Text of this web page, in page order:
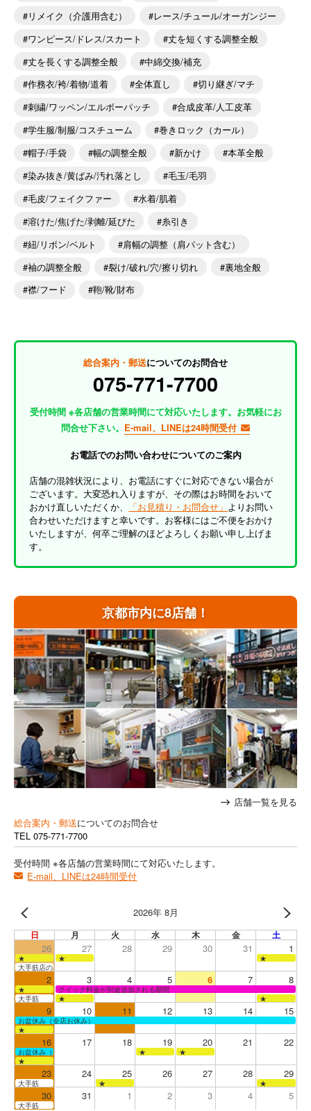
京都市内に8店舗！
店舗一覧を見る
総合案内・郵送についてのお問合せ
TEL 075-771-7700
受付時間 ※各店舗の営業時間にて対応いたします。
E-mail、LINEは24時間受付
2026年 8月
日 月 火 水 木 金 土
26 27 28 29 30 31 1
★ ★
★
大手筋店のみ営業
2 3 4 5 6 7 8
★
クイック料金が別途追加される期間
大手筋
★ ★
9 10 11 12 13 14 15
お盆休み（全店お休み）
★
16 17 18 19 20 21 22
お盆休み（全店お休み） ★
★
★
23 24 25 26 27 28 29
大手筋 ★ ★
30 31 1 2 3 4 5
大手筋
リメイク（介護用含む）
レース/チュール/オーガンジー
ワンピース/ドレス/スカート
丈を短くする調整全般
丈を長くする調整全般
中綿交換/補充
作務衣/袴/着物/道着
全体直し
切り継ぎ/マチ
刺繍/ワッペン/エルボーパッチ
合成皮革/人工皮革
学生服/制服/コスチューム
巻きロック（カール）
帽子/手袋
幅の調整全般 新かけ
本革全般
染み抜き/黄ばみ/汚れ落とし
毛玉/毛羽
毛皮/フェイクファー
水着/肌着
溶けた/焦げた/剥離/延びた
糸引き
紐/リボン/ベルト
肩幅の調整（肩パット含む）
袖の調整全般
裂け/破れ/穴/擦り切れ
裏地全般
襟/フード
鞄/靴/財布
総合案内・郵送についてのお問合せ
075-771-7700
受付時間 ※各店舗の営業時間にて対応いたします。お気軽にお
問合せ下さい。 E-mail、LINEは24時間受付
お電話でのお問い合わせについてのご案内
店舗の混雑状況により、お電話にすぐに対応できない場合が
ございます。大変恐れ入りますが、その際はお時間をおいて
おかけ直しいただくか、
「お見積り・お問合せ」 よりお問い
合わせいただけますと幸いです。お客様にはご不便をおかけ
いたしますが、何卒ご理解のほどよろしくお願い申し上げま
す。